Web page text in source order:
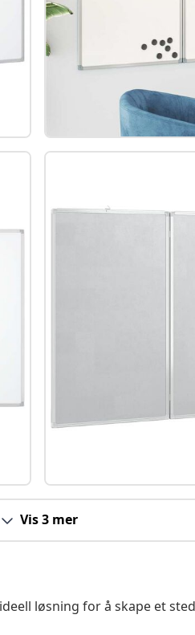
Vis 3 mer
løsning for å skape et